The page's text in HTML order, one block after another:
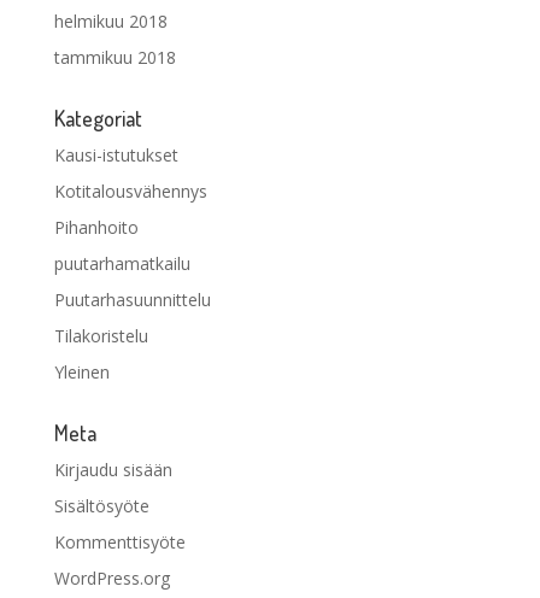
helmikuu 2018
tammikuu 2018
Kategoriat
Kausi-istutukset
Kotitalousvähennys
Pihanhoito
puutarhamatkailu
Puutarhasuunnittelu
Tilakoristelu
Yleinen
Meta
Kirjaudu sisään
Sisältösyöte
Kommenttisyöte
WordPress.org